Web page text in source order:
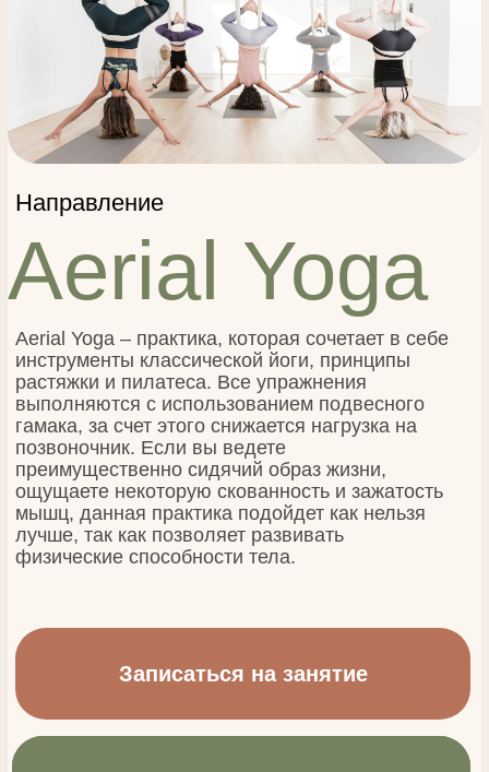
Aerial Yoga
Записаться на занятие
Направление
Aerial Yoga – практика, которая сочетает в себе
инструменты классической йоги, принципы
растяжки и пилатеса. Все упражнения
выполняются с использованием подвесного
позвоночник. Если вы ведете
преимущественно сидячий образ жизни,
мышц, данная практика подойдет как нельзя
лучше, так как позволяет развивать
физические способности тела.
Записаться через Вотсап
Aerial Yoga
Аэройога положительно влияет не только на
физическую сторону, но и на ментальную.
Дофамин – гормон счастья –
вырабатывается в большом количестве из-
за ощущения полета и чувства невесомости.
Занимаясь Aerial Yoga, вы стабилизируете